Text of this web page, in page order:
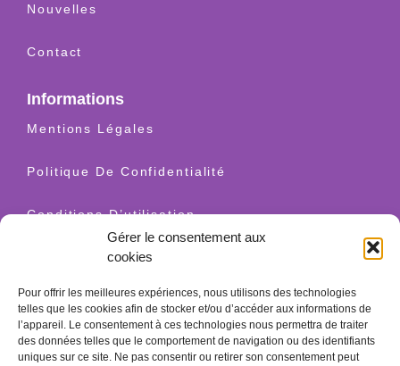
Gérer le consentement aux
cookies
Pour offrir les meilleures expériences, nous utilisons des technologies
telles que les cookies afin de stocker et/ou d’accéder aux informations de
l’appareil. Le consentement à ces technologies nous permettra de traiter
des données telles que le comportement de navigation ou des identifiants
uniques sur ce site. Ne pas consentir ou retirer son consentement peut
Nouvelles
Contact
Informations
Mentions Légales
Politique De Confidentialité
Conditions D’utilisation
Livraison Et Retours
Politique Relative Aux Cookies
Contact